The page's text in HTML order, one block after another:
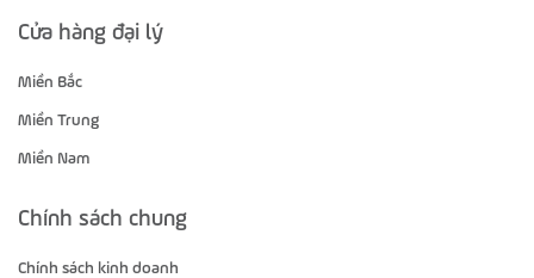
Cửa hàng đại lý
Miền Bắc
Miền Trung
Miền Nam
Chính sách chung
Chính sách kinh doanh